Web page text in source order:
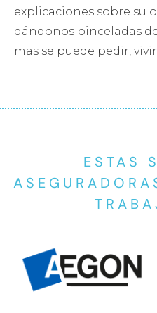
explicaciones sobre su
dándonos pinceladas
mas se puede pedir,
ESTAS